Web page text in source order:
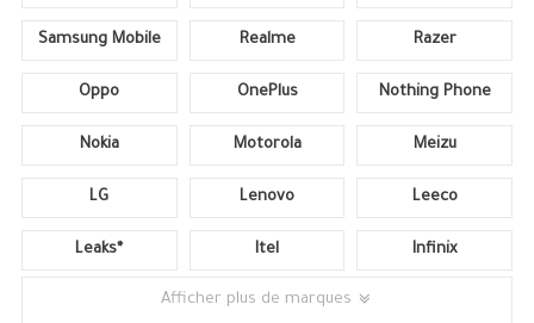
Samsung Mobile Realme Razer
Oppo OnePlus Nothing Phone
Nokia Motorola Meizu
LG Lenovo Leeco
Leaks* Itel Infinix
Afficher plus de marques